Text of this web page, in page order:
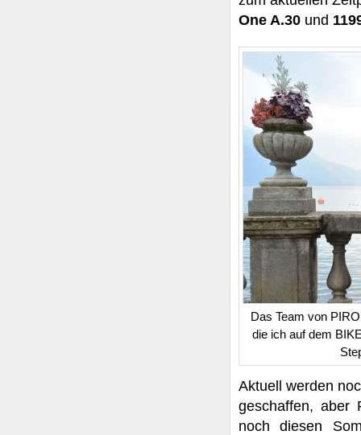
One A.30 und
Das Team von
die ich auf dem
Aktuell werden
geschaffen, aber
noch diesen